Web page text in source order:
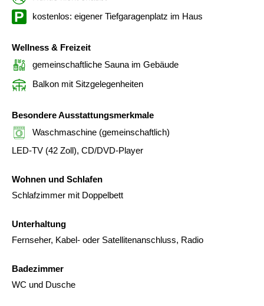
kostenlos: eigener Tiefgaragenplatz im Haus
Wellness & Freizeit
gemeinschaftliche Sauna im Gebäude
Balkon mit Sitzgelegenheiten
Besondere Ausstattungsmerkmale
Waschmaschine (gemeinschaftlich)
LED-TV (42 Zoll), CD/DVD-Player
Wohnen und Schlafen
Schlafzimmer mit Doppelbett
Unterhaltung
Fernseher, Kabel- oder Satellitenanschluss, Radio
Badezimmer
WC und Dusche